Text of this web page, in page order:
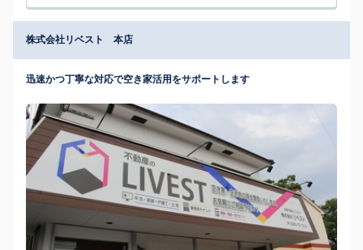
株式会社リベスト 本店
迅速かつ丁寧な対応で空き家活用をサポートします